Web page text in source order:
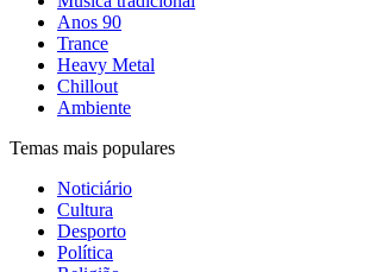
Anos 90
Trance
Heavy Metal
Chillout
Ambiente
Temas mais populares
Noticiário
Cultura
Desporto
Política